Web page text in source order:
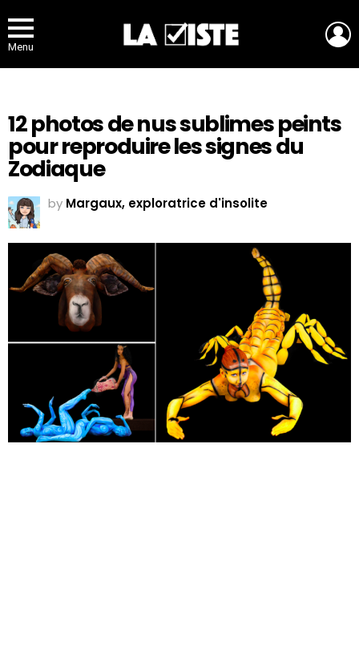
Menu
12 photos de nus sublimes peints
pour reproduire les signes du
Zodiaque
by Margaux, exploratrice d'insolite